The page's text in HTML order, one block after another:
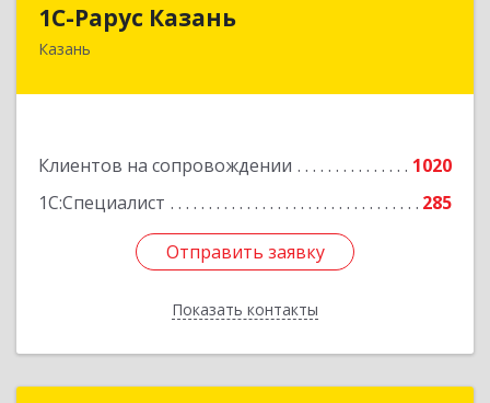
1С-Рарус Казань
Казань
Клиентов на сопровождении
1020
1С:Специалист
285
Отправить заявку
Показать контакты
420088, Татарстан Респ, Казань г, Победы пр-
Отправить заявку
Назад